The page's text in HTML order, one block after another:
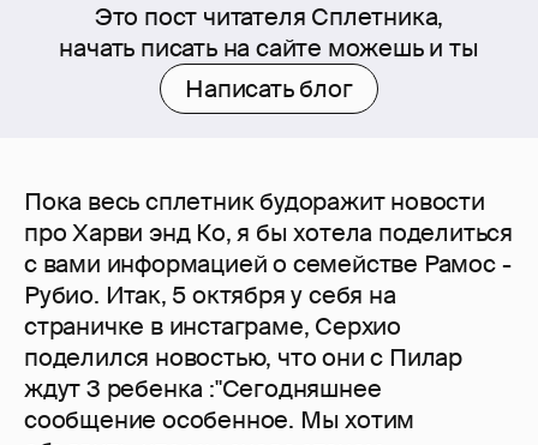
Это пост читателя Сплетника,
начать писать на сайте можешь и ты
Написать блог
Пока весь сплетник будоражит новости
про Харви энд Ко, я бы хотела поделиться
с вами информацией о семействе Рамос -
Рубио. Итак, 5 октября у себя на
страничке в инстаграме, Серхио
поделился новостью, что они с Пилар
ждут 3 ребенка :"Сегодняшнее
сообщение особенное. Мы хотим